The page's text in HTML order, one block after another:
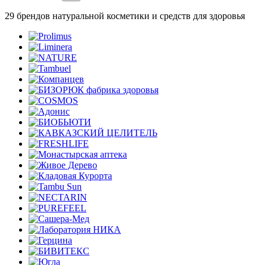
29 брендов натуральной косметики и средств для здоровья